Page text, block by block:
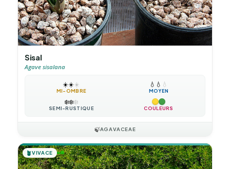
Sisal
Agave sisalana
☀️☀️☀️
MI-OMBRE
💧 💧 💧
MOYEN
❄️❄️❄️
SEMI-RUSTIQUE COULEURS
🍃AGAVACEAE
🪴VIVACE